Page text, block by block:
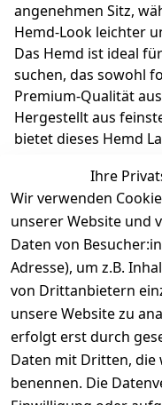
angenehmen Sitz,
Hemd-Look leichter
Das Hemd ist ideal
suchen, das sowohl
Premium-Qualität
Hergestellt aus
bietet dieses Hemd
sorgt für eine
Formstabilität –
bleibt es wie neu.
Ihre
Wir verwenden
unserer Website und
Daten von
Adresse), um z.B.
von Drittanbietern
unsere Website zu
erfolgt erst durch
Daten mit Dritten, die
benennen. Die